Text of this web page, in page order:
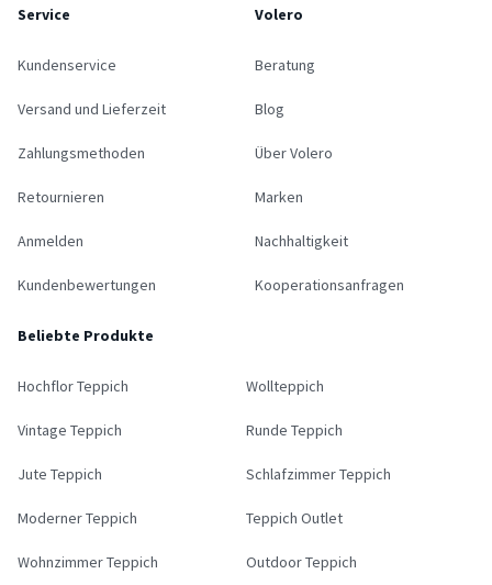
Service
Kundenservice
Versand und Lieferzeit
Zahlungsmethoden
Retournieren
Anmelden
Kundenbewertungen
Volero
Beratung
Blog
Über Volero
Marken
Nachhaltigkeit
Kooperationsanfragen
Beliebte Produkte
Hochflor Teppich Wollteppich
Vintage Teppich Runde Teppich
Jute Teppich Schlafzimmer Teppich
Moderner Teppich Teppich Outlet
Wohnzimmer Teppich Outdoor Teppich